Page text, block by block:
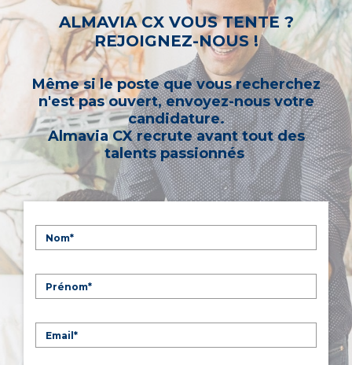
ALMAVIA CX VOUS TENTE ?
REJOIGNEZ-NOUS !
Même si le poste que vous recherchez
n'est pas ouvert, envoyez-nous votre
candidature.
Almavia CX recrute avant tout des
talents passionnés